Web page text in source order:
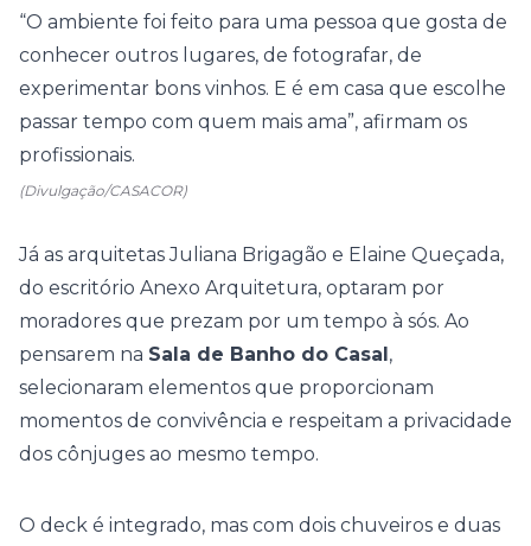
“O ambiente foi feito para uma pessoa que gosta de
conhecer outros lugares, de fotografar, de
experimentar bons vinhos. E é em casa que escolhe
passar tempo com quem mais ama”, afirmam os
profissionais.
(Divulgação/CASACOR)
Já as arquitetas Juliana Brigagão e Elaine Queçada,
do escritório Anexo Arquitetura, optaram por
moradores que prezam por um tempo à sós. Ao
pensarem na Sala de Banho do Casal,
selecionaram elementos que proporcionam
momentos de convivência e respeitam a privacidade
dos cônjuges ao mesmo tempo.
O deck é integrado, mas com dois chuveiros e duas